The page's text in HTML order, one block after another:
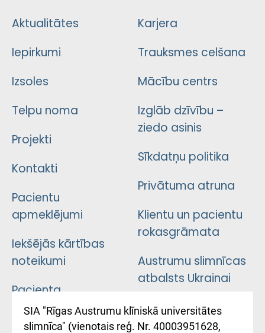
Aktualitātes
Iepirkumi
Izsoles
Telpu noma
Projekti
Kontakti
Pacientu
apmeklējumi
Iekšējās kārtības
noteikumi
Pacienta
atsauksmju/sūdzību
iesniegšanas
Karjera
Trauksmes celšana
Mācību centrs
Izglāb dzīvību –
ziedo asinis
Sīkdatņu politika
Privātuma atruna
Klientu un pacientu
rokasgrāmata
Austrumu slimnīcas
atbalsts Ukrainai
Підтримка Східної
лікарні та співпраця з
SIA "Rīgas Austrumu klīniskā universitātes
slimnīca" (vienotais reģ. Nr. 40003951628,